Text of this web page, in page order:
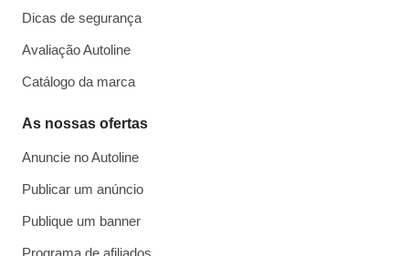
Dicas de segurança
Avaliação Autoline
Catálogo da marca
As nossas ofertas
Anuncie no Autoline
Publicar um anúncio
Publique um banner
Programa de afiliados